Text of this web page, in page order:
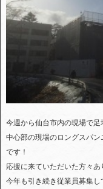
今週から仙台市内の現場で足
中心部の現場のロングスパ
です！
応援に来ていただいた方々あ
今年も引き続き従業員募集し